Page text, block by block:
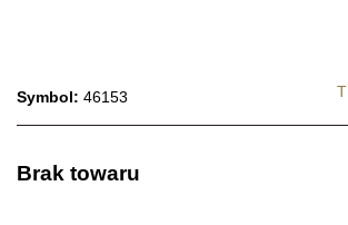
Symbol: 46153
Brak towaru